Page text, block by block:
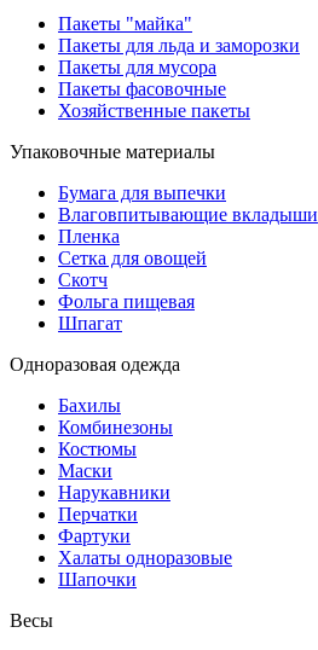
Пакеты "майка"
Пакеты для льда и заморозки
Пакеты для мусора
Пакеты фасовочные
Хозяйственные пакеты
Упаковочные материалы
Бумага для выпечки
Влаговпитывающие вкладыши
Пленка
Сетка для овощей
Скотч
Фольга пищевая
Шпагат
Одноразовая одежда
Бахилы
Комбинезоны
Костюмы
Маски
Нарукавники
Перчатки
Фартуки
Халаты одноразовые
Шапочки
Весы